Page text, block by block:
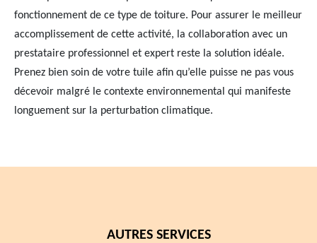
fonctionnement de ce type de toiture. Pour assurer le meilleur
accomplissement de cette activité, la collaboration avec un
prestataire professionnel et expert reste la solution idéale.
Prenez bien soin de votre tuile afin qu’elle puisse ne pas vous
décevoir malgré le contexte environnemental qui manifeste
longuement sur la perturbation climatique.
AUTRES SERVICES